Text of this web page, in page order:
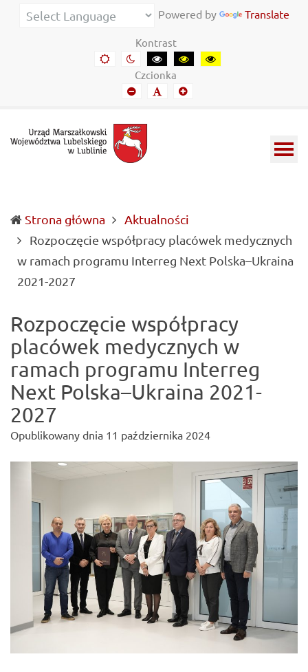
Urząd
Informacje
Lubelszczyźnie
Powered by Translate
Kontrast
Domyślny
kontrast
Kontrast
nocny
Kontrast
czarny-
biały
Kontrast
czarny-
Kontrast
żółto-
Czcionka
Mniejszy
font
Domyślny
font
Mniejszy
Strona główna
Aktualności
Rozpoczęcie współpracy placówek medycznych
w ramach programu Interreg Next Polska–Ukraina
2021-2027
Rozpoczęcie współpracy
placówek medycznych w
ramach programu Interreg
Next Polska–Ukraina 2021-
2027
Opublikowany dnia 11 października 2024